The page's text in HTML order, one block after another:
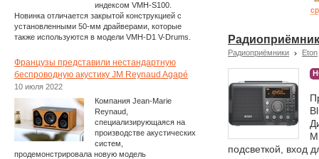
Радиоприёмники Eton
подсветкой, вход
индексом VMH-S100.
Новинка отличается закрытой конструкцией с
установленными 50-мм драйверами, которые
также используются в модели VMH-D1 V-Drums.
Французы представили нестандартную
беспроводную акустику JM Reynaud Agapé
10 июля 2022
Компания Jean-Marie
Reynaud,
специализирующаяся на
производстве акустических
систем,
продемонстрировала новую модель